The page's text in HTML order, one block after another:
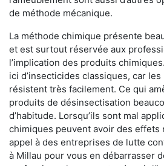
de méthode mécanique.
La méthode chimique présente
et est surtout réservée aux
l’implication des produits
ici d’insecticides classiques, car
résistent très facilement. Ce qui
produits de désinsectisation
d’habitude. Lorsqu’ils sont mal
chimiques peuvent avoir des effets
appel à des entreprises de lutte
à Millau pour vous en débarrasser